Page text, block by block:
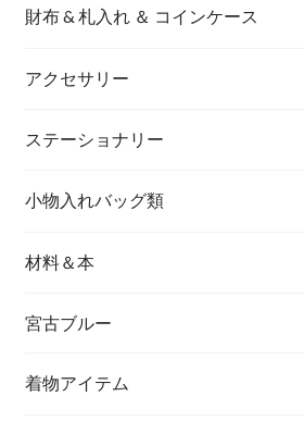
財布 & 札入れ ＆ コインケース
長財布
アクセサリー
イヤリング＆ピアス
バングル＆ブレスレット
ペンダント
ブローチ
ステーショナリー
名刺入れ
メッセージカード
小物入れバッグ類
バッグ
材料＆本
宮古ブルー
着物アイテム